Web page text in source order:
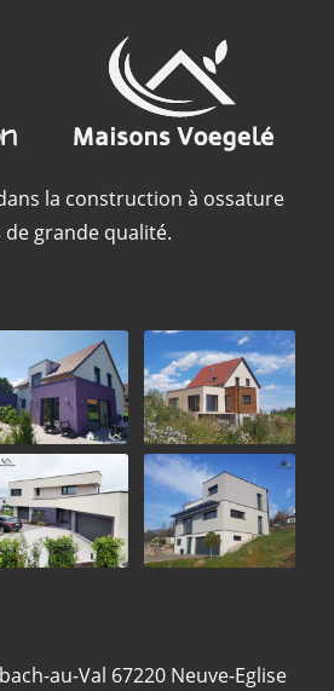
la construction à ossature
grande qualité.
au-Val 67220 Neuve-Eglise